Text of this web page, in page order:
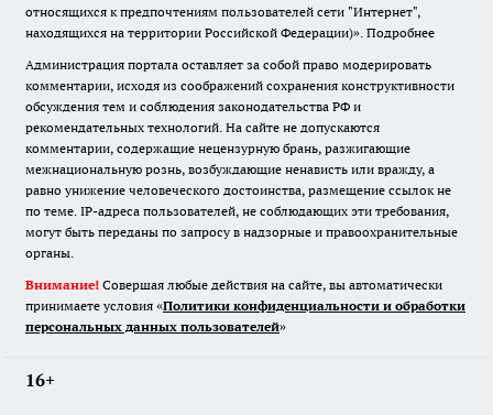
относящихся к предпочтениям пользователей сети "Интернет",
находящихся на территории Российской Федерации)». Подробнее
Администрация портала оставляет за собой право модерировать
комментарии, исходя из соображений сохранения конструктивности
обсуждения тем и соблюдения законодательства РФ и
рекомендательных технологий. На сайте не допускаются
комментарии, содержащие нецензурную брань, разжигающие
межнациональную рознь, возбуждающие ненависть или вражду, а
равно унижение человеческого достоинства, размещение ссылок не
по теме. IP-адреса пользователей, не соблюдающих эти требования,
могут быть переданы по запросу в надзорные и правоохранительные
органы.
Внимание! Совершая любые действия на сайте, вы автоматически
принимаете условия «Политики конфиденциальности и обработки
персональных данных пользователей»
16+